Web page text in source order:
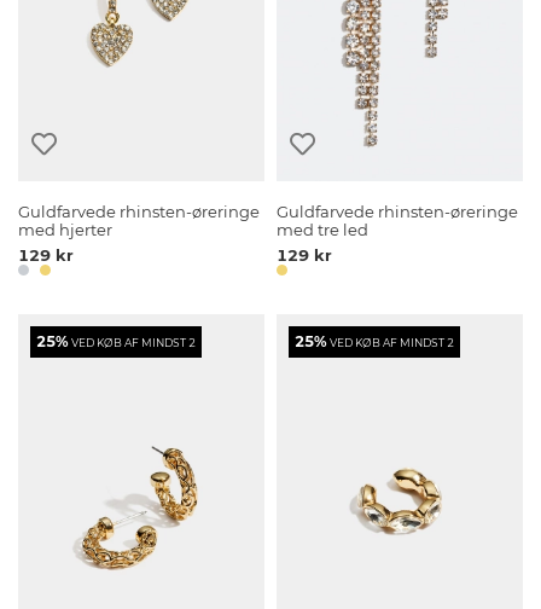
Guldfarvede rhinsten-øreringe
med hjerter
129 kr
Guldfarvede rhinsten-øreringe
med tre led
129 kr
25%VED KØB AF MINDST 2 25%VED KØB AF MINDST 2